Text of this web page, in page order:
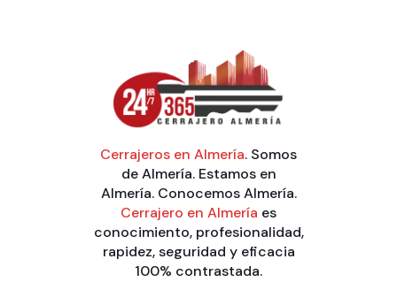
Cerrajeros en Almería. Somos
de Almería. Estamos en
Almería. Conocemos Almería.
Cerrajero en Almería es
conocimiento, profesionalidad,
rapidez, seguridad y eficacia
100% contrastada.